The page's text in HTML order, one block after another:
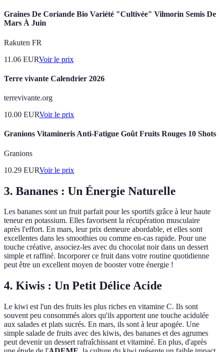
Graines De Coriande Bio Variété "Cultivée" Vilmorin Semis De
Mars À Juin
Rakuten FR
11.06 EURVoir le prix
Terre vivante Calendrier 2026
terrevivante.org
10.00 EURVoir le prix
Granions Vitamineris Anti-Fatigue Goût Fruits Rouges 10 Shots
Granions
10.29 EURVoir le prix
3. Bananes : Un Énergie Naturelle
Les bananes sont un fruit parfait pour les sportifs grâce à leur haute
teneur en potassium. Elles favorisent la récupération musculaire
après l'effort. En mars, leur prix demeure abordable, et elles sont
excellentes dans les smoothies ou comme en-cas rapide. Pour une
touche créative, associez-les avec du chocolat noir dans un dessert
simple et raffiné. Incorporer ce fruit dans votre routine quotidienne
peut être un excellent moyen de booster votre énergie !
4. Kiwis : Un Petit Délice Acide
Le kiwi est l'un des fruits les plus riches en vitamine C. Ils sont
souvent peu consommés alors qu'ils apportent une touche acidulée
aux salades et plats sucrés. En mars, ils sont à leur apogée. Une
simple salade de fruits avec des kiwis, des bananes et des agrumes
peut devenir un dessert rafraîchissant et vitaminé. En plus, d'après